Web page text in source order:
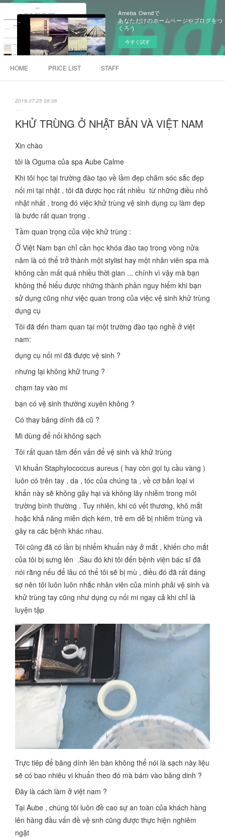
Ameba Owndで
あなただけのホームページやブログをつ
くろう
今すぐ試す
HOME PRICE LIST STAFF
2019.07.25 08:06
KHỬ TRÙNG Ở NHẬT BẢN VÀ VIỆT NAM
Xin chào
tôi là Oguma của spa Aube Calme
Khi tôi học tại trường đào tạo về lầm đẹp chăm sóc sắc đẹp
nối mi tại nhật , tôi đã được học rất nhiều từ những điều nhỏ
nhặt nhất , trong đó việc khử trùng vệ sinh dụng cụ làm đẹp
là bước rất quan trọng .
Tầm quan trọng của việc khử trùng :
Ở Việt Nam bạn chỉ cần học khóa đào taọ trong vòng nửa
năm là có thể trở thành một stylist hay một nhân viên spa mà
không cần mất quá nhiều thời gian ... chính vì vậy mà bạn
không thể hiểu được những thành phần nguy hiểm khi bạn
sử dụng cũng như việc quan trong của việc vệ sinh khử trùng
dụng cụ
Tôi đã đến tham quan tại một trường đào tạo nghề ở việt
nam:
dụng cụ nối mi đã được vệ sinh ?
nhưng lại không khử trung ?
chạm tay vào mi
bạn có vệ sinh thường xuyên không ?
Có thay băng dính đã cũ ?
Mi dùng để nối không sạch
Tôi rất quan tâm đến vấn để vệ sinh và khử trùng
Vi khuẩn Staphylococcus aureus ( hay còn gọi tụ cầu vàng )
luôn có trên tay , da , tóc của chúng ta , về cơ bản loại vi
khẩn này sẽ không gây hại và không lây nhiễm trong môi
trường bình thường . Tuy nhiên, khi có vết thương, khô mắt
hoặc khả năng miễn dịch kém, trẻ em dễ bị nhiễm trùng và
gây ra các bệnh khác nhau.
Tôi cũng đã có lần bị nhiểm khuẩn này ở mắt , khiến cho mắt
của tôi bị sưng lên .Sau đó khi tôi đến bệnh viện bác sĩ đã
nói rằng nếu để lâu có thể tôi sẽ bị mù , điều đó đã rất đáng
sợ nên tôi luôn luôn nhắc nhân viên của mình phải vệ sinh và
khử trùng tay cũng như dụng cụ nối mi ngay cả khi chỉ là
luyện tập
Trực tiêp để băng dính lên bàn không thể nói là sạch này liệu
sẽ có bao nhiêu vi khuẩn theo đó mà bám vào băng dinh ?
Đây là cách làm ở việt nam ?
Tại Aube , chúng tôi luôn đề cao sự an toàn của khách hàng
lên hàng đầu vấn đề vệ snh cũng được thực hiện nghiêm
ngặt